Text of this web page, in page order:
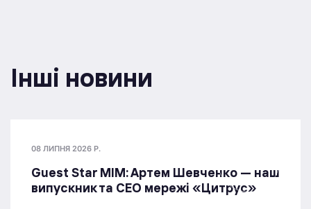
Інші новини
08 ЛИПНЯ 2026 Р.
Guest Star МІМ: Артем Шевченко — наш
випускник та СЕО мережі «Цитрус»